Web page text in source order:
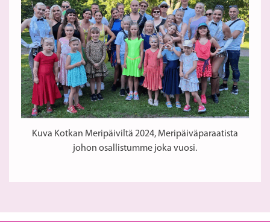
Kuva Kotkan Meripäiviltä 2024, Meripäiväparaatista
johon osallistumme joka vuosi.